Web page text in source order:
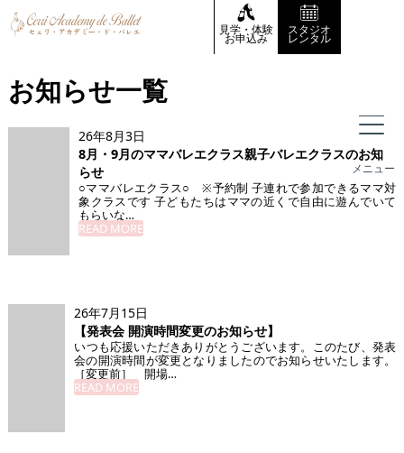
見学・体験
お申込み
スタジオ
レンタル
メニュー
お知らせ一覧
26年8月3日
8月・9月のママバレエクラス親子バレエクラスのお知
らせ
○ママバレエクラス○ ※予約制 子連れで参加できるママ対
象クラスです 子どもたちはママの近くで自由に遊んでいて
もらいな…
READ MORE
26年7月15日
【発表会 開演時間変更のお知らせ】
⁡いつも応援いただきありがとうございます。⁡このたび、発表
会の開演時間が変更となりましたのでお知らせいたします。
⁡［変更前］ 開場…
READ MORE